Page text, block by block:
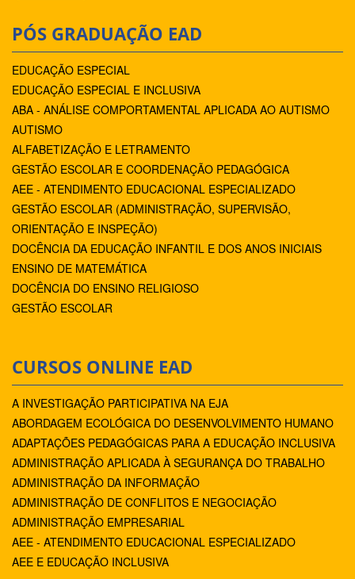
PÓS GRADUAÇÃO EAD
EDUCAÇÃO ESPECIAL
EDUCAÇÃO ESPECIAL E INCLUSIVA
ABA - ANÁLISE COMPORTAMENTAL APLICADA AO AUTISMO
AUTISMO
ALFABETIZAÇÃO E LETRAMENTO
GESTÃO ESCOLAR E COORDENAÇÃO PEDAGÓGICA
AEE - ATENDIMENTO EDUCACIONAL ESPECIALIZADO
GESTÃO ESCOLAR (ADMINISTRAÇÃO, SUPERVISÃO,
ORIENTAÇÃO E INSPEÇÃO)
DOCÊNCIA DA EDUCAÇÃO INFANTIL E DOS ANOS INICIAIS
ENSINO DE MATEMÁTICA
DOCÊNCIA DO ENSINO RELIGIOSO
GESTÃO ESCOLAR
CURSOS ONLINE EAD
A INVESTIGAÇÃO PARTICIPATIVA NA EJA
ABORDAGEM ECOLÓGICA DO DESENVOLVIMENTO HUMANO
ADAPTAÇÕES PEDAGÓGICAS PARA A EDUCAÇÃO INCLUSIVA
ADMINISTRAÇÃO APLICADA À SEGURANÇA DO TRABALHO
ADMINISTRAÇÃO DA INFORMAÇÃO
ADMINISTRAÇÃO DE CONFLITOS E NEGOCIAÇÃO
ADMINISTRAÇÃO EMPRESARIAL
AEE - ATENDIMENTO EDUCACIONAL ESPECIALIZADO
AEE E EDUCAÇÃO INCLUSIVA